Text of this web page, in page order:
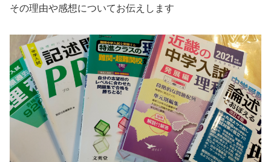
その理由や感想についてお伝えします